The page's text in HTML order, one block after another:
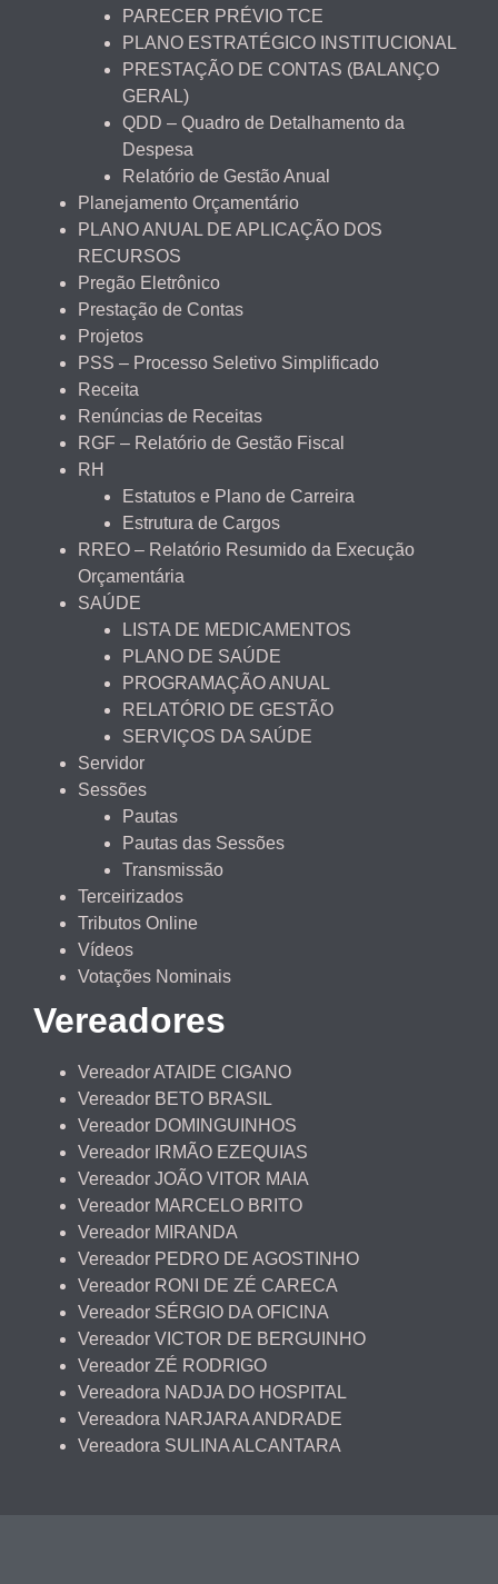
PARECER PRÉVIO TCE
PLANO ESTRATÉGICO INSTITUCIONAL
PRESTAÇÃO DE CONTAS (BALANÇO
GERAL)
QDD – Quadro de Detalhamento da
Despesa
Relatório de Gestão Anual
Planejamento Orçamentário
PLANO ANUAL DE APLICAÇÃO DOS
RECURSOS
Pregão Eletrônico
Prestação de Contas
Projetos
PSS – Processo Seletivo Simplificado
Receita
Renúncias de Receitas
RGF – Relatório de Gestão Fiscal
RH
Estatutos e Plano de Carreira
Estrutura de Cargos
RREO – Relatório Resumido da Execução
Orçamentária
SAÚDE
LISTA DE MEDICAMENTOS
PLANO DE SAÚDE
PROGRAMAÇÃO ANUAL
RELATÓRIO DE GESTÃO
SERVIÇOS DA SAÚDE
Servidor
Sessões
Pautas
Pautas das Sessões
Transmissão
Terceirizados
Tributos Online
Vídeos
Votações Nominais
Vereadores
Vereador ATAIDE CIGANO
Vereador BETO BRASIL
Vereador DOMINGUINHOS
Vereador IRMÃO EZEQUIAS
Vereador JOÃO VITOR MAIA
Vereador MARCELO BRITO
Vereador MIRANDA
Vereador PEDRO DE AGOSTINHO
Vereador RONI DE ZÉ CARECA
Vereador SÉRGIO DA OFICINA
Vereador VICTOR DE BERGUINHO
Vereador ZÉ RODRIGO
Vereadora NADJA DO HOSPITAL
Vereadora NARJARA ANDRADE
Vereadora SULINA ALCANTARA